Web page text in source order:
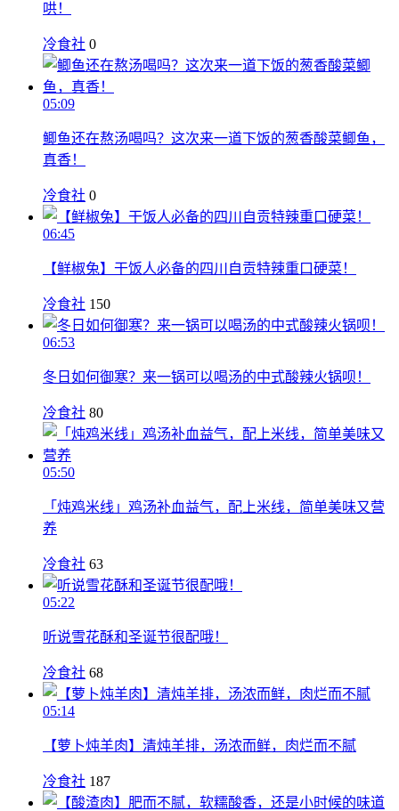
哄！
冷食社 0
05:09
鲫鱼还在熬汤喝吗？这次来一道下饭的葱香酸菜鲫鱼，
真香！
冷食社 0
06:45
【鲜椒兔】干饭人必备的四川自贡特辣重口硬菜！
冷食社 150
06:53
冬日如何御寒？来一锅可以喝汤的中式酸辣火锅呗！
冷食社 80
05:50
「炖鸡米线」鸡汤补血益气，配上米线，简单美味又营
养
冷食社 63
05:22
听说雪花酥和圣诞节很配哦！
冷食社 68
05:14
【萝卜炖羊肉】清炖羊排，汤浓而鲜，肉烂而不腻
冷食社 187